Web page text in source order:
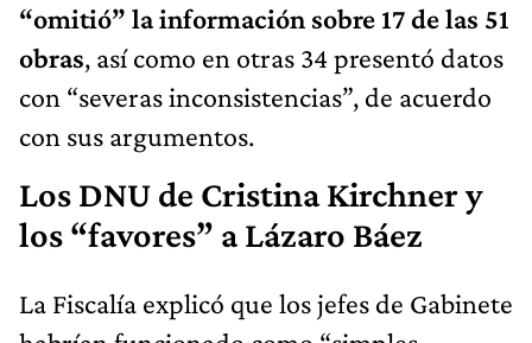
“omitió” la información sobre 17 de las 51
obras, así como en otras 34 presentó datos
con “severas inconsistencias”, de acuerdo
con sus argumentos.
Los DNU de Cristina Kirchner y
los “favores” a Lázaro Báez
La Fiscalía explicó que los jefes de Gabinete